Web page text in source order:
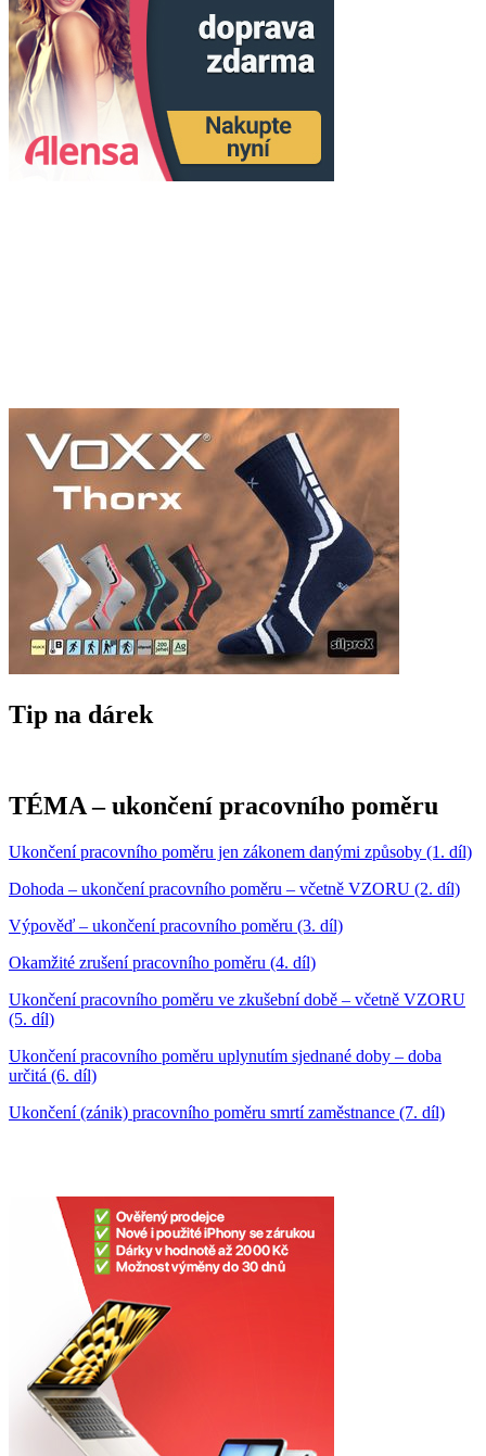
Tip na dárek
TÉMA – ukončení pracovního poměru
Ukončení pracovního poměru jen zákonem danými způsoby (1. díl)
Dohoda – ukončení pracovního poměru – včetně VZORU (2. díl)
Výpověď – ukončení pracovního poměru (3. díl)
Okamžité zrušení pracovního poměru (4. díl)
Ukončení pracovního poměru ve zkušební době – včetně VZORU
(5. díl)
Ukončení pracovního poměru uplynutím sjednané doby – doba
určitá (6. díl)
Ukončení (zánik) pracovního poměru smrtí zaměstnance (7. díl)